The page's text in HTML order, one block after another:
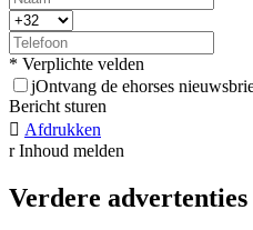
* Verplichte velden
jOntvang de ehorses
Bericht sturen
 Afdrukken
r Inhoud melden
Verdere